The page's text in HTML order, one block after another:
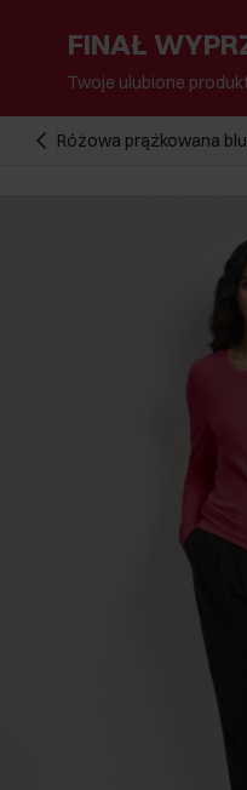
FINAŁ
Twoje ulubione
Różowa prążkowana